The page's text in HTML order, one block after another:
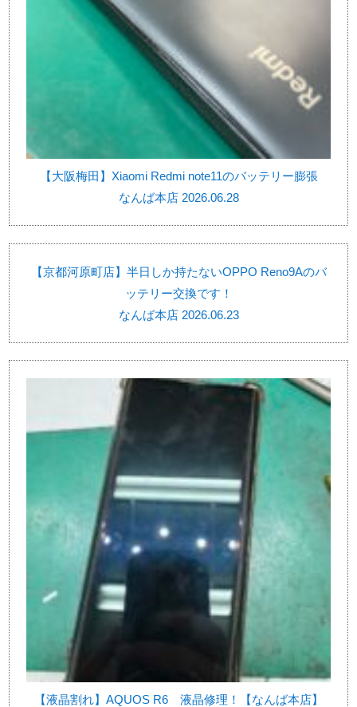
【大阪梅田】Xiaomi Redmi note11のバッテリー膨張
なんば本店 2026.06.28
【京都河原町店】半日しか持たないOPPO Reno9Aのバ
ッテリー交換です！
なんば本店 2026.06.23
【液晶割れ】AQUOS R6 液晶修理！【なんば本店】